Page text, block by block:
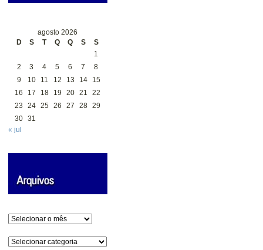
agosto 2026
D
S T Q Q S
S
1
2
3 4 5 6 7
8
9
10 11 12 13 14
15
16
17 18 19 20 21
22
23
24 25 26 27 28 29
30 31
« jul
Arquivos
Categorias